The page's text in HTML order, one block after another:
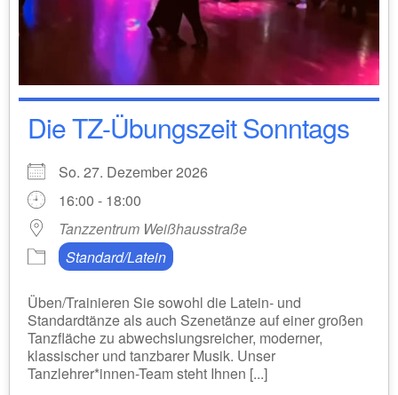
Die TZ-Übungszeit Sonntags
So. 27. Dezember 2026
16:00 - 18:00
Tanzzentrum Weißhausstraße
Standard/Latein
Üben/Trainieren Sie sowohl die Latein- und
Standardtänze als auch Szenetänze auf einer großen
Tanzfläche zu abwechslungsreicher, moderner,
klassischer und tanzbarer Musik. Unser
Tanzlehrer*innen-Team steht Ihnen [...]